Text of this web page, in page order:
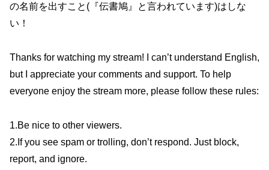
の名前を出すこと(『伝書鳩』と言われています)はしな
い！
Thanks for watching my stream! I can’t understand English,
but I appreciate your comments and support. To help
everyone enjoy the stream more, please follow these rules:
1.Be nice to other viewers.
2.If you see spam or trolling, don’t respond. Just block,
report, and ignore.